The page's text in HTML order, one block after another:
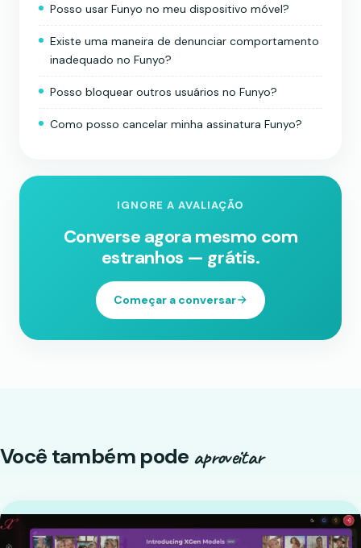
Posso usar Funyo no meu dispositivo móvel?
Existe uma maneira de denunciar comportamento
inadequado no Funyo?
Posso bloquear outros usuários no Funyo?
Como posso cancelar minha assinatura Funyo?
IGNORE A AVALIAÇÃO
Converse agora mesmo com
estranhos — grátis.
Começar a conversar
Você também pode aproveitar